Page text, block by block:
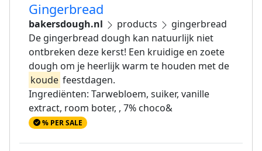
Gingerbread
bakersdough.nl products
gingerbread
De gingerbread dough kan natuurlijk niet
ontbreken deze kerst! Een kruidige en zoete
dough om je heerlijk warm te houden met de
koude feestdagen.
Ingrediënten: Tarwebloem, suiker, vanille
extract, room boter, , 7% choco&
% PER SALE